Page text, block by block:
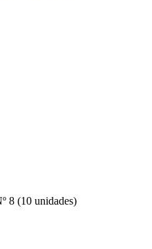
8 (10 unidades)